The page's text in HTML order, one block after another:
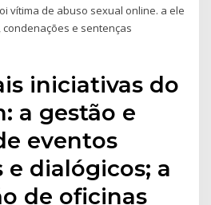
vítima de abuso sexual online. a ele
e sentenças
iniciativas do
a gestão e
eventos
e dialógicos; a
de oficinas